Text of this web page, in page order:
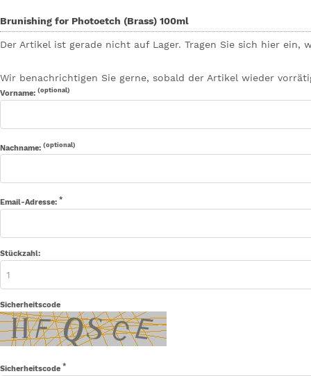
Brunishing for Photoetch (Brass) 100ml
Der Artikel ist gerade nicht auf Lager. Tragen Sie sich hier
Wir benachrichtigen Sie gerne, sobald der Artikel wieder
Vorname: (optional)
Nachname: (optional)
Email-Adresse: *
Stückzahl:
Sicherheitscode
Sicherheitscode *